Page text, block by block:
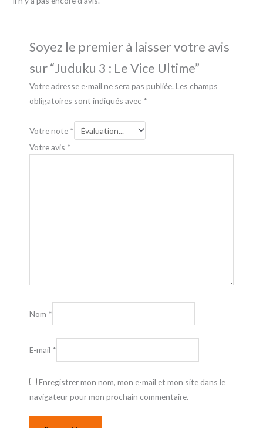
Soyez le premier à laisser votre avis
sur “Juduku 3 : Le Vice Ultime”
Votre adresse e-mail ne sera pas publiée. Les champs
obligatoires sont indiqués avec *
Votre note *
Votre avis *
Nom *
E-mail *
Enregistrer mon nom, mon e-mail et mon site dans le
navigateur pour mon prochain commentaire.